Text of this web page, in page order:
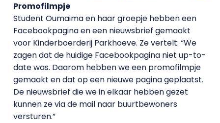
Promofilmpje
Student Oumaima en haar groepje hebben een
Facebookpagina en een nieuwsbrief gemaakt
voor Kinderboerderij Parkhoeve. Ze vertelt: “We
zagen dat de huidige Facebookpagina niet up-to-
date was. Daarom hebben we een promofilmpje
gemaakt en dat op een nieuwe pagina geplaatst.
De nieuwsbrief die we in elkaar hebben gezet
kunnen ze via de mail naar buurtbewoners
versturen.”